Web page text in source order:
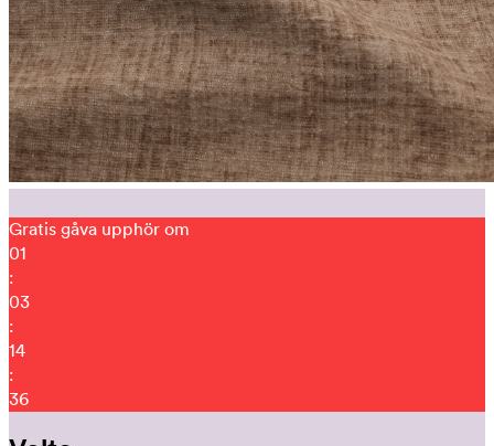
Gratis gåva upphör om
01
:
03
:
14
:
27